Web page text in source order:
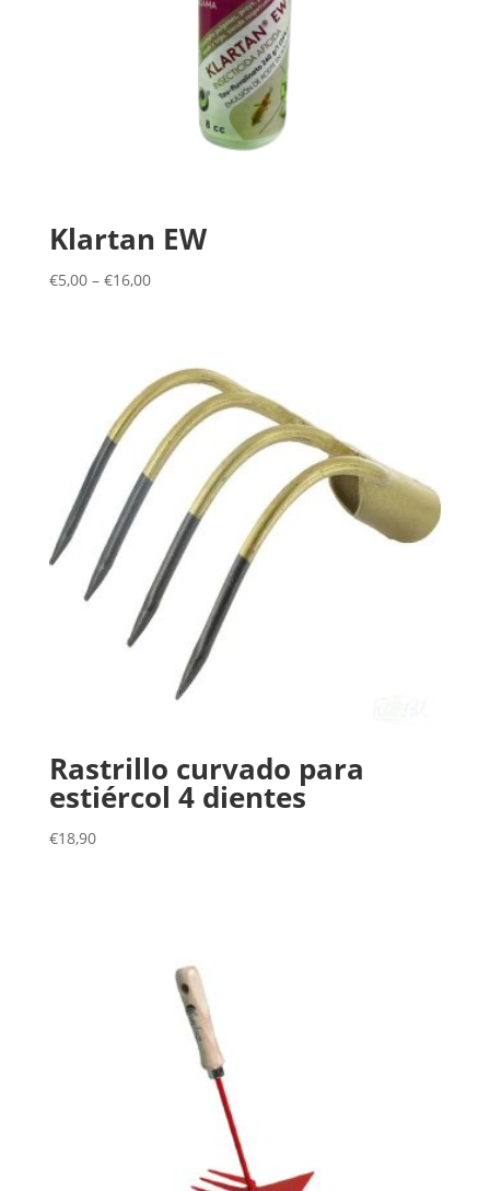
Klartan EW
€5,00– €16,00
Rastrillo curvado para
estiércol 4 dientes
€18,90